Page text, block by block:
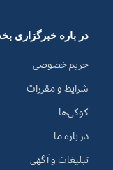
در باره خبرگزاری
حریم خصوصی
شرایط و مقررات
کوکی‌ها
در باره ما
تبلیغات و آگهی